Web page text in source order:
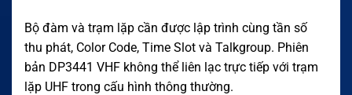
Bộ đàm và trạm lặp cần được lập trình cùng tần số
thu phát, Color Code, Time Slot và Talkgroup. Phiên
bản DP3441 VHF không thể liên lạc trực tiếp với trạm
lặp UHF trong cấu hình thông thường.